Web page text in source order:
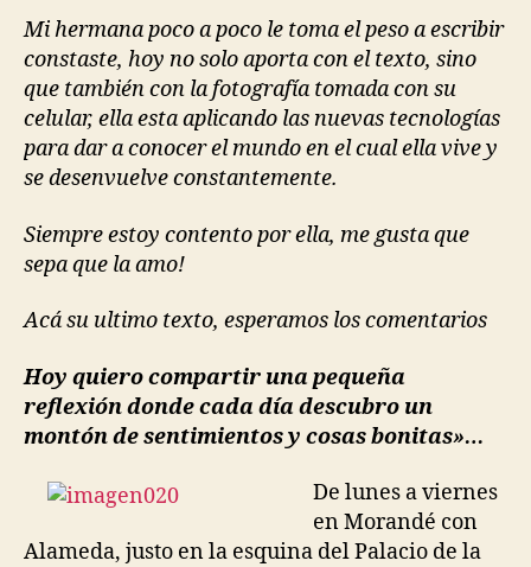
Moneda
Mi hermana poco a poco le toma el peso a escribir
constaste, hoy no solo aporta con el texto, sino
que también con la fotografía tomada con su
celular, ella esta aplicando las nuevas tecnologías
para dar a conocer el mundo en el cual ella vive y
se desenvuelve constantemente.
Siempre estoy contento por ella, me gusta que
sepa que la amo!
Acá su ultimo texto, esperamos los comentarios
Hoy quiero compartir una pequeña
reflexión donde cada día descubro un
montón de sentimientos y cosas bonitas»…
De lunes a viernes
en Morandé con
Alameda, justo en la esquina del Palacio de la